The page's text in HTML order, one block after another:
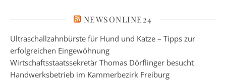
NEWSONLINE24
Ultraschallzahnbürste für Hund und Katze – Tipps zur
erfolgreichen Eingewöhnung
Wirtschaftsstaatssekretär Thomas Dörflinger besucht
Handwerksbetrieb im Kammerbezirk Freiburg